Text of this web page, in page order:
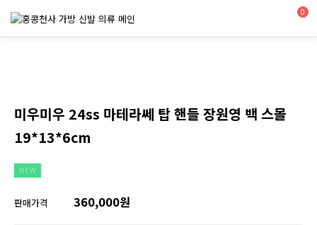
0
미우미우 24ss 마테라쎄 탑 핸들 장원영 백 스몰
19*13*6cm
NEW
판매가격 360,000원